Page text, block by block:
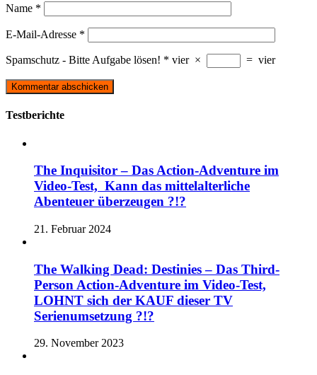
Name *
E-Mail-Adresse *
Spamschutz - Bitte Aufgabe lösen! * vier × = vier
Testberichte
The Inquisitor – Das Action-Adventure im
Video-Test, Kann das mittelalterliche
Abenteuer überzeugen ?!?
21. Februar 2024
The Walking Dead: Destinies – Das Third-
Person Action-Adventure im Video-Test,
LOHNT sich der KAUF dieser TV
Serienumsetzung ?!?
29. November 2023